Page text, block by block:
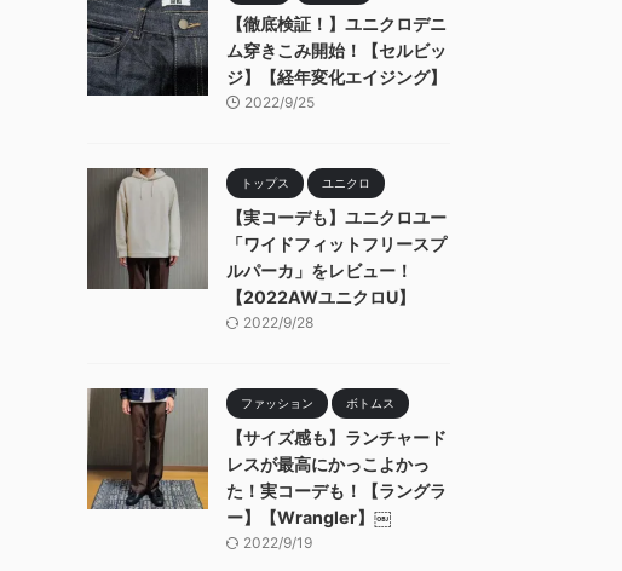
【徹底検証！】ユニクロデニ
ム穿きこみ開始！【セルビッ
ジ】【経年変化エイジング】
2022/9/25
トップス ユニクロ
【実コーデも】ユニクロユー
「ワイドフィットフリースプ
ルパーカ」をレビュー！
【2022AWユニクロU】
2022/9/28
ファッション ボトムス
【サイズ感も】ランチャード
レスが最高にかっこよかっ
た！実コーデも！【ラングラ
ー】【Wrangler】￼
2022/9/19